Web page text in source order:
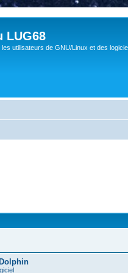
LUG68
utilisateurs de GNU/Linux et des